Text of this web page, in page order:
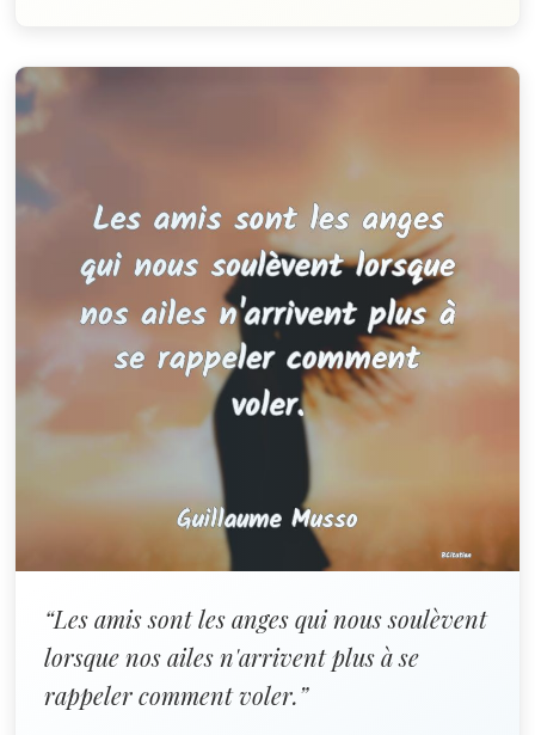
“Les amis sont les anges qui nous soulèvent
lorsque nos ailes n'arrivent plus à se
rappeler comment voler.”